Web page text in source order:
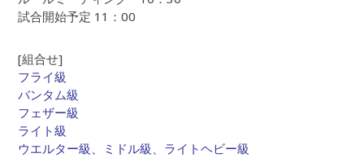
試合開始予定 11：00
[組合せ]
フライ級
バンタム級
フェザー級
ライト級
ウエルター級、ミドル級、ライトヘビー級